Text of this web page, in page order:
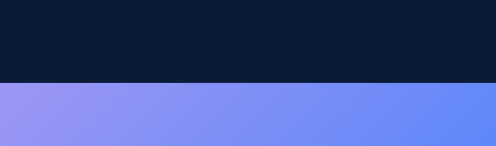
ションの一貫性を確保し、欠落バリエーションを特定
すべてのLululemonチャネルにおける在庫状況をリアル